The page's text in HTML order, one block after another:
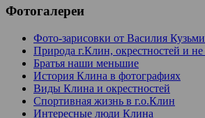
Фотогалереи
Фото-зарисовки от Василия
Природа г.Клин, окрестностей и
Братья наши меньшие
История Клина в фотографиях
Виды Клина и окрестностей
Спортивная жизнь в г.о.Клин
Интересные люди Клина